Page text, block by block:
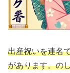
出産祝いを連名
があります。の